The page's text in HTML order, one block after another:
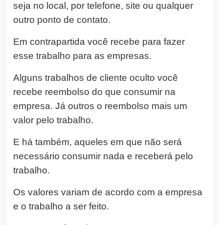
seja no local, por telefone, site ou qualquer
outro ponto de contato.
Em contrapartida você recebe para fazer
esse trabalho para as empresas.
Alguns trabalhos de cliente oculto você
recebe reembolso do que consumir na
empresa. Já outros o reembolso mais um
valor pelo trabalho.
E há também, aqueles em que não será
necessário consumir nada e receberá pelo
trabalho.
Os valores variam de acordo com a empresa
e o trabalho a ser feito.